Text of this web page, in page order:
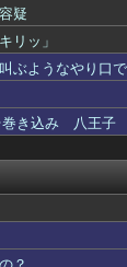
疑
リッ」
ようなやり口
巻き込み 八王子